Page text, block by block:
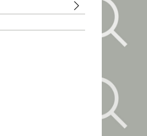
Untermenu Förderung